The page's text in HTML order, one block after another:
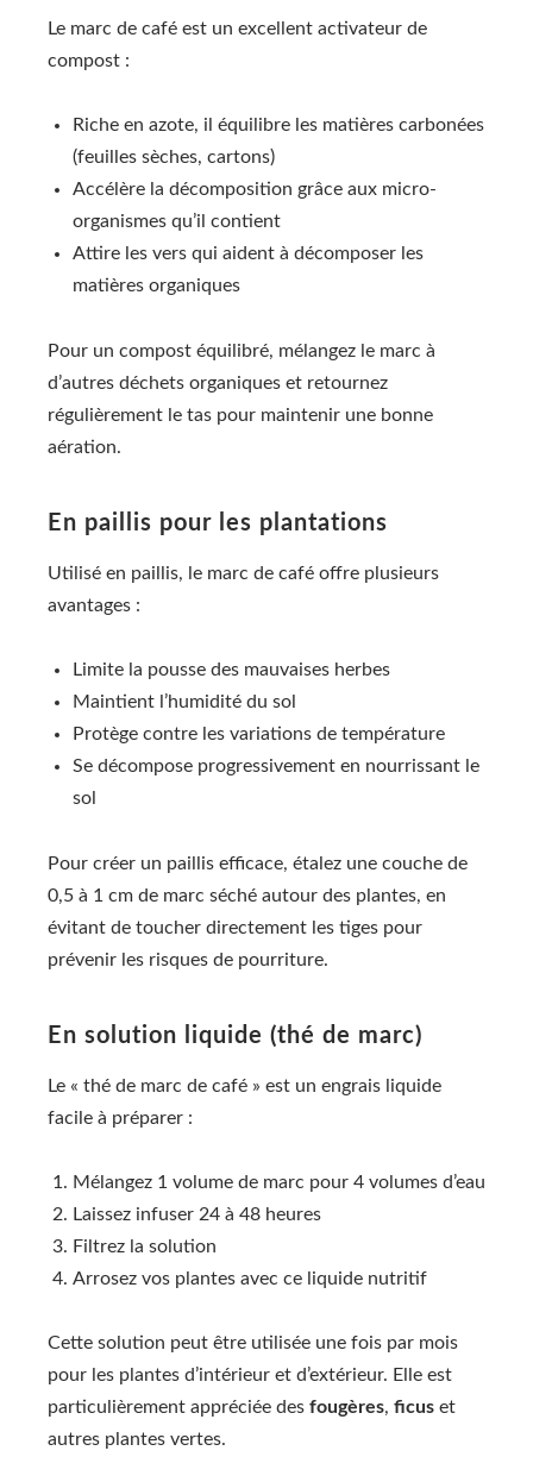
Le marc de café est un excellent activateur de
compost :
Riche en azote, il équilibre les matières carbonées
(feuilles sèches, cartons)
Accélère la décomposition grâce aux micro-
organismes qu’il contient
Attire les vers qui aident à décomposer les
matières organiques
Pour un compost équilibré, mélangez le marc à
d’autres déchets organiques et retournez
régulièrement le tas pour maintenir une bonne
aération.
En paillis pour les plantations
Utilisé en paillis, le marc de café offre plusieurs
avantages :
Limite la pousse des mauvaises herbes
Maintient l’humidité du sol
Protège contre les variations de température
Se décompose progressivement en nourrissant le
sol
Pour créer un paillis efficace, étalez une couche de
0,5 à 1 cm de marc séché autour des plantes, en
évitant de toucher directement les tiges pour
prévenir les risques de pourriture.
En solution liquide (thé de marc)
Le « thé de marc de café » est un engrais liquide
facile à préparer :
Mélangez 1 volume de marc pour 4 volumes d’eau
Laissez infuser 24 à 48 heures
Filtrez la solution
Arrosez vos plantes avec ce liquide nutritif
Cette solution peut être utilisée une fois par mois
pour les plantes d’intérieur et d’extérieur. Elle est
particulièrement appréciée des fougères, ficus et
autres plantes vertes.